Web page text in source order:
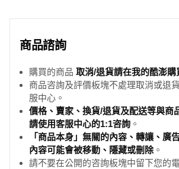
商品諮詢
購買的商品 取消/退貨請在我的酷澎購
商品咨詢及評價板塊不處理取消或退
服中心。
價格、賣家、換貨/退貨及配送等與商
請使用客服中心的1:1咨詢 。
「商品本身」無關的內容、轉讓、廣
內容可能會被移動、隱藏或刪除。
請不要在公開的咨詢板塊中留下您的